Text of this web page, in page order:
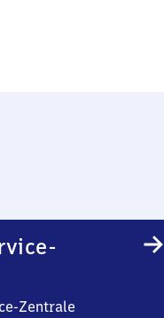
Zentrale